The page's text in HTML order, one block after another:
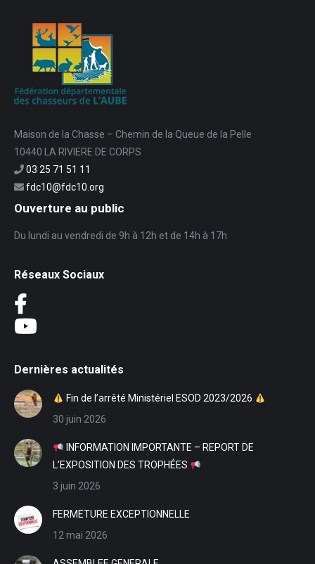
Maison de la Chasse – Chemin de la Queue de la Pelle
10440 LA RIVIERE DE CORPS
03 25 71 51 11
fdc10@fdc10.org
Ouverture au public
Du lundi au vendredi de 9h à 12h et de 14h à 17h
Réseaux Sociaux
Dernières actualités
Fin de l’arrêté Ministériel ESOD 2023/2026
30 juin 2026
INFORMATION IMPORTANTE – REPORT DE
L’EXPOSITION DES TROPHÉES
3 juin 2026
FERMETURE EXCEPTIONNELLE
12 mai 2026